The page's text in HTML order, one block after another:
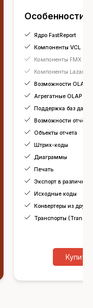
Особенности
Ядро FastReport
Компоненты VCL
Компоненты FMX
Компоненты Lazarus
Возможности OLAP
Агрегатные OLAP
Поддержка баз
Возможности отчётов
Объекты отчета
Штрих-коды
Диаграммы
Печать
Экспорт в
Исходные коды
Конвертеры из
Транспорты
Купить